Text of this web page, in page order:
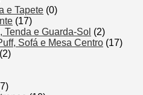
e Tapete (0)
(17)
Tenda e Guarda-Sol (2)
Sofá e Mesa Centro (17)
(2)